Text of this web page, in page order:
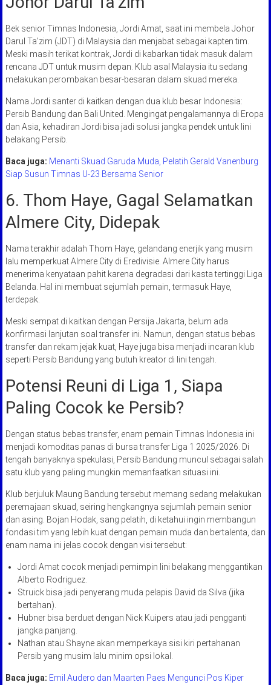
Bek senior Timnas Indonesia, Jordi Amat, saat ini membela Johor
Darul Ta’zim (JDT) di Malaysia dan menjabat sebagai kapten tim.
Meski masih terikat kontrak, Jordi di kabarkan tidak masuk dalam
rencana JDT untuk musim depan. Klub asal Malaysia itu sedang
melakukan perombakan besar-besaran dalam skuad mereka.
Nama Jordi santer di kaitkan dengan dua klub besar Indonesia:
Persib Bandung dan Bali United. Mengingat pengalamannya di Eropa
dan Asia, kehadiran Jordi bisa jadi solusi jangka pendek untuk lini
belakang Persib.
Baca juga: Menanti Skuad Garuda Muda, Pelatih Gerald Vanenburg
Siap Susun Timnas U-23 Bersama Senior
6. Thom Haye, Gagal Selamatkan
Almere City, Didepak
Nama terakhir adalah Thom Haye, gelandang enerjik yang musim
lalu memperkuat Almere City di Eredivisie. Almere City harus
menerima kenyataan pahit karena degradasi dari kasta tertinggi Liga
Belanda. Hal ini membuat sejumlah pemain, termasuk Haye,
terdepak.
Meski sempat di kaitkan dengan Persija Jakarta, belum ada
konfirmasi lanjutan soal transfer ini. Namun, dengan status bebas
transfer dan rekam jejak kuat, Haye juga bisa menjadi incaran klub
seperti Persib Bandung yang butuh kreator di lini tengah.
Potensi Reuni di Liga 1, Siapa
Paling Cocok ke Persib?
Dengan status bebas transfer, enam pemain Timnas Indonesia ini
menjadi komoditas panas di bursa transfer Liga 1 2025/2026. Di
tengah banyaknya spekulasi, Persib Bandung muncul sebagai salah
satu klub yang paling mungkin memanfaatkan situasi ini.
Klub berjuluk Maung Bandung tersebut memang sedang melakukan
peremajaan skuad, seiring hengkangnya sejumlah pemain senior
dan asing. Bojan Hodak, sang pelatih, di ketahui ingin membangun
fondasi tim yang lebih kuat dengan pemain muda dan bertalenta, dan
enam nama ini jelas cocok dengan visi tersebut:
Jordi Amat cocok menjadi pemimpin lini belakang menggantikan
Alberto Rodriguez.
Struick bisa jadi penyerang muda pelapis David da Silva (jika
bertahan).
Hubner bisa berduet dengan Nick Kuipers atau jadi pengganti
jangka panjang.
Nathan atau Shayne akan memperkaya sisi kiri pertahanan
Persib yang musim lalu minim opsi lokal.
Baca juga: Emil Audero dan Maarten Paes Mengunci Pos Kiper